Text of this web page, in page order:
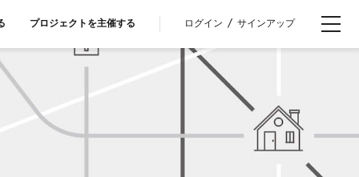
プロジェクトを主催する ログイン / サインアップ